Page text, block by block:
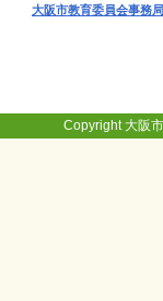
大阪市教育委員会事務局
Copyright 大阪